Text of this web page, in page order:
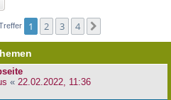
1 2 3 4
« 22.02.2022, 11:36